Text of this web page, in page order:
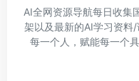
AI全网资源导航每日收集
架以及最新的AI学习资料
每一个人，赋能每一个